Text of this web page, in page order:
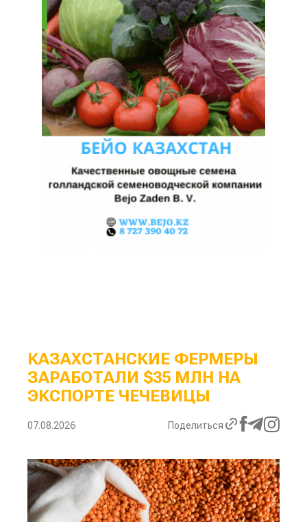
КАЗАХСТАНСКИЕ ФЕРМЕРЫ
ЗАРАБОТАЛИ $35 МЛН НА
ЭКСПОРТЕ ЧЕЧЕВИЦЫ
07.08.2026 Поделиться